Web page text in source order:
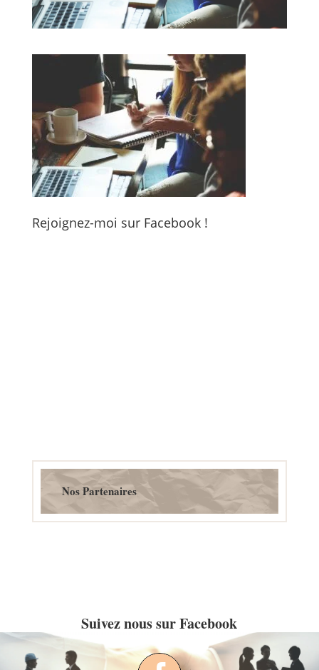
Rejoignez-moi sur Facebook !
Nos Partenaires
Suivez nous sur Facebook